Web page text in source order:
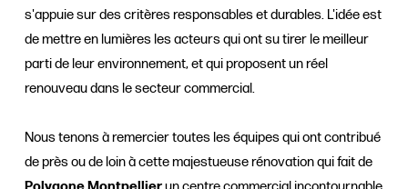
s'appuie sur des critères responsables et durables. L'idée est
de mettre en lumières les acteurs qui ont su tirer le meilleur
parti de leur environnement, et qui proposent un réel
renouveau dans le secteur commercial.
Nous tenons à remercier toutes les équipes qui ont contribué
de près ou de loin à cette majestueuse rénovation qui fait de